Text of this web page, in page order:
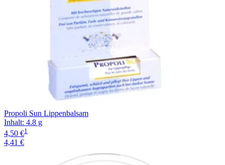
Propoli Sun Lippenbalsam
Inhalt: 4.8 g
4,50 €1
4,41 €